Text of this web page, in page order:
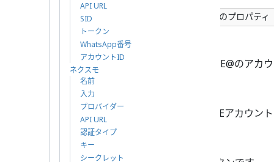
LINEメッセンジャー統合アカウントのプロパティ
名前
統合アカウントの名前です（LINE@のアカ
入力
連携アカウントの入力です。LINEアカウン
トークン
API URL
SID
トークン
WhatsApp番号
アカウントID
ネクスモ
名前
入力
プロバイダー
API URL
認証タイプ
キー
シークレット